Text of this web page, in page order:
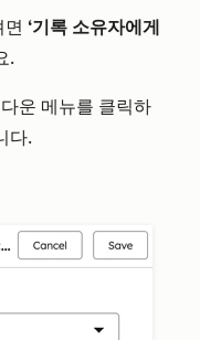
면 ‘기록 소유자에게
.
운 메뉴를 클릭하
다.